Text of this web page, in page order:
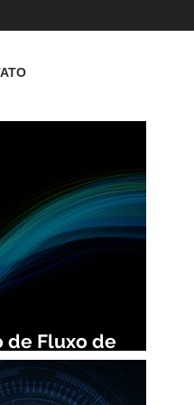
de Fluxo de
e Benefícios